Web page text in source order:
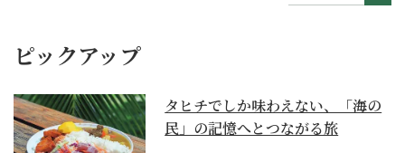
ピックアップ
タヒチでしか味わえない、「海の
民」の記憶へとつながる旅